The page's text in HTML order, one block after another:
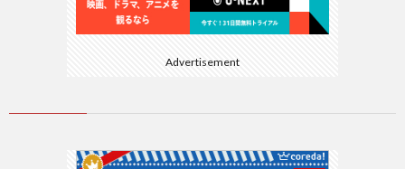
Advertisement